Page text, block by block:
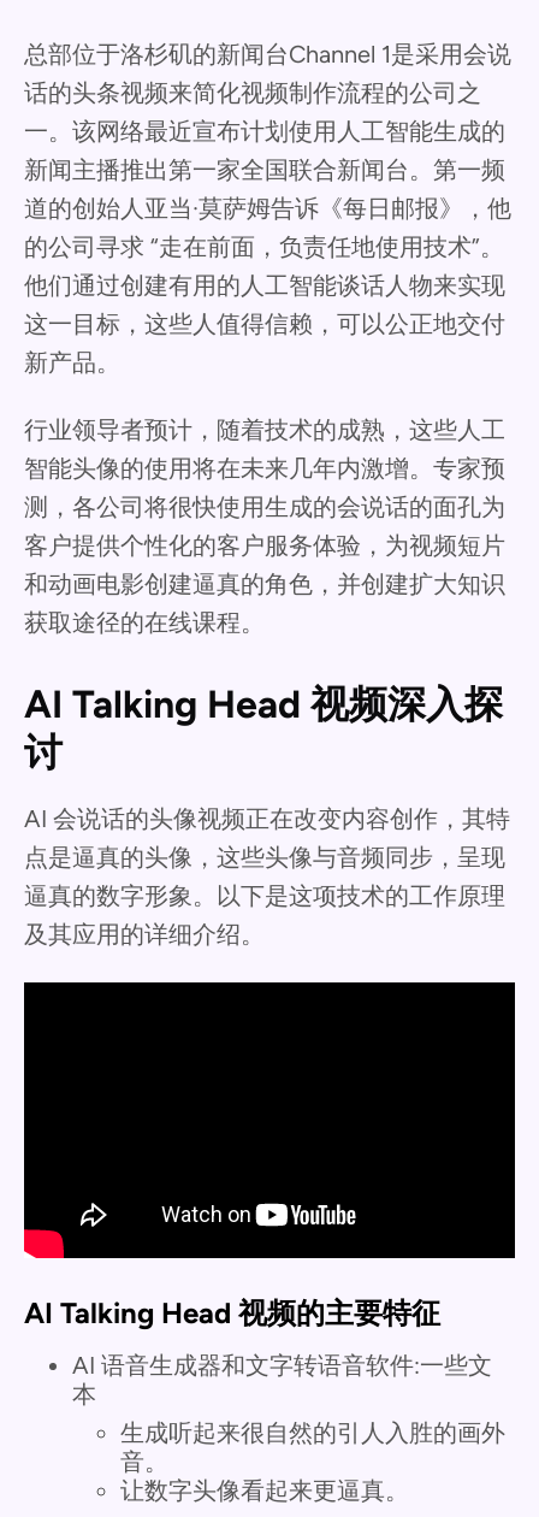
总部位于洛杉矶的新闻台Channel 1是采用会说
话的头条视频来简化视频制作流程的公司之
一。该网络最近宣布计划使用人工智能生成的
新闻主播推出第一家全国联合新闻台。第一频
道的创始人亚当·莫萨姆告诉《每日邮报》，他
的公司寻求 “走在前面，负责任地使用技术”。
他们通过创建有用的人工智能谈话人物来实现
这一目标，这些人值得信赖，可以公正地交付
新产品。
行业领导者预计，随着技术的成熟，这些人工
智能头像的使用将在未来几年内激增。专家预
测，各公司将很快使用生成的会说话的面孔为
客户提供个性化的客户服务体验，为视频短片
和动画电影创建逼真的角色，并创建扩大知识
获取途径的在线课程。
AI Talking Head 视频深入探
讨
AI 会说话的头像视频正在改变内容创作，其特
点是逼真的头像，这些头像与音频同步，呈现
逼真的数字形象。以下是这项技术的工作原理
及其应用的详细介绍。
AI Talking Head 视频的主要特征
AI 语音生成器和文字转语音软件:一些文
本
生成听起来很自然的引人入胜的画外
音。
让数字头像看起来更逼真。